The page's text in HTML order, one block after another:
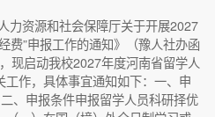
力资源和社会保障厅关于开展2027
费”申报工作的通知》（豫人社办函
现启动我校2027年度河南省留学人
作，具体事宜通知如下：一、申
、申报条件申报留学人员科研择优